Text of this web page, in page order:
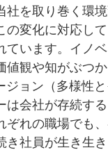
社を取り巻く環
変化に対応し
ています。イノ
値観や知がぶつ
ョン（多様性
は会社が存続す
ぞれの職場でも
社員が生き生